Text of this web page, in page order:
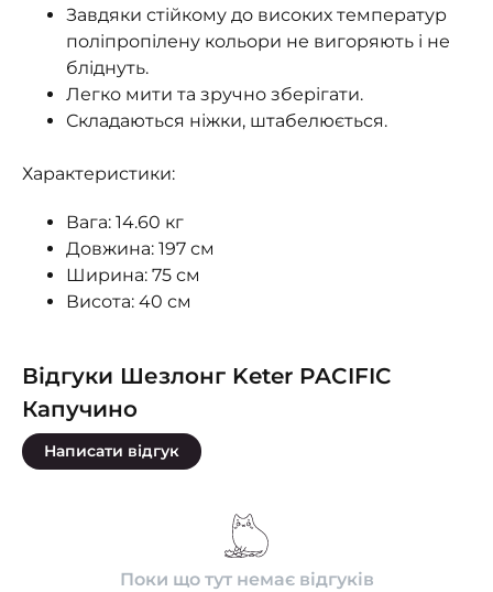
Завдяки стійкому до високих температур
поліпропілену кольори не вигоряють і не
бліднуть.
Легко мити та зручно зберігати.
Складаються ніжки, штабелюється.
Характеристики:
Вага: 14.60 кг
Довжина: 197 см
Ширина: 75 см
Висота: 40 см
Відгуки Шезлонг Keter PACIFIC
Капучино
Написати відгук
Поки що тут немає відгуків